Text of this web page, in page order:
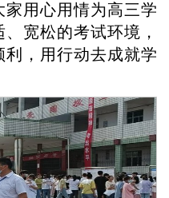
用心用情为高三学
宽松的考试环境，
，用行动去成就学